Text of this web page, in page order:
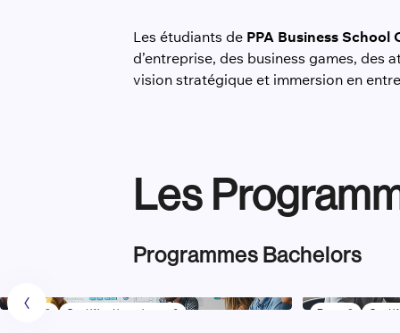
Les étudiants de PPA Business School
d’entreprise, des business games,
vision stratégique et immersion en
Les
Programmes Bachelors
Bac +3 Certification niveau 6 Bac +3